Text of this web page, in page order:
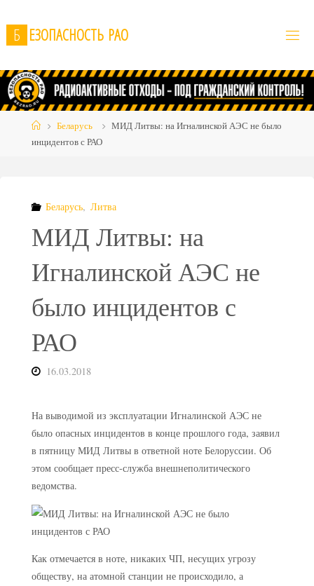
to
content
Б ЕЗОПАСНОСТЬ РАО
HomeБеларусь
МИД Литвы: на Игналинской АЭС не было
инцидентов с РАО
Беларусь, Литва
МИД Литвы: на
Игналинской АЭС не
было инцидентов с
РАО
16.03.2018
На выводимой из эксплуатации Игналинской АЭС не
было опасных инцидентов в конце прошлого года, заявил
в пятницу МИД Литвы в ответной ноте Белоруссии. Об
этом сообщает пресс-служба внешнеполитического
ведомства.
Как отмечается в ноте, никаких ЧП, несущих угрозу
обществу, на атомной станции не происходило, а